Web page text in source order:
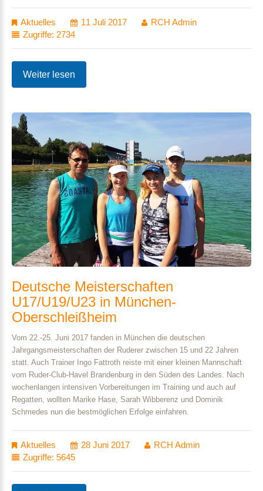
Aktuelles 11 Juli 2017
RCH Admin
Zugriffe: 2734
Weiter lesen
Deutsche Meisterschaften
U17/U19/U23 in München-
Oberschleißheim
Vom 22.-25. Juni 2017 fanden in München die deutschen
Jahrgangsmeisterschaften der Ruderer zwischen 15 und 22 Jahren
statt. Auch Trainer Ingo Fattroth reiste mit einer kleinen Mannschaft
vom Ruder-Club-Havel Brandenburg in den Süden des Landes. Nach
wochenlangen intensiven Vorbereitungen im Training und auch auf
Regatten, wollten Marike Hase, Sarah Wibberenz und Dominik
Schmedes nun die bestmöglichen Erfolge einfahren.
Aktuelles 28 Juni 2017
RCH Admin
Zugriffe: 5645